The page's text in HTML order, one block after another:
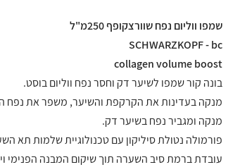
שמפו ווליום נפח שוורצקופף 250מ"ל
SCHWARZKOPF - bc
collagen volume boost
בונה קור שמפו לשיער דק וחסר נפח ווליום בוסט.
מנקה בעדינות את הקרקפת והשיער, משפר את נפח
מנקה ומגביר נפח בשיער דק.
פורמולה נטולת סיליקון עם טכנולוגיית שלמות תא
עובדת ברמת סיב השערה תוך שיקום המבנה הפנימי